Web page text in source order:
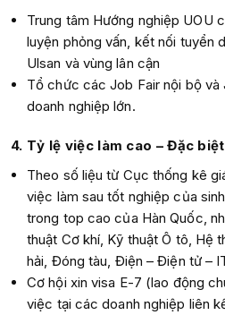
Trung tâm Hướng nghiệp UOU
luyện phỏng vấn, kết nối tuyển
Ulsan và vùng lân cận
Tổ chức các Job Fair nội bộ
doanh nghiệp lớn.
4. Tỷ lệ việc làm cao – Đặc
Theo số liệu từ Cục thống kê
việc làm sau tốt nghiệp của
trong top cao của Hàn Quốc,
thuật Cơ khí, Kỹ thuật Ô tô, Hệ
hải, Đóng tàu, Điện – Điện tử –
Cơ hội xin visa E-7 (lao động
việc tại các doanh nghiệp liên